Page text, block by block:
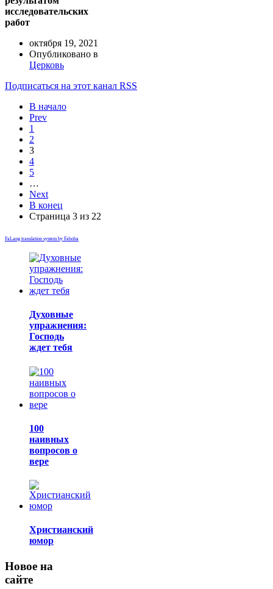
исследовательских
работ
октября 19, 2021
Опубликовано в
Церковь
Подписаться на этот канал RSS
В начало
Prev
1
2
3
4
5
…
Next
В конец
Страница 3 из 22
FaLang translation system by Faboba
Духовные
упражнения:
Господь
ждет тебя
100
наивных
вопросов о
вере
Христианский
юмор
Новое на
сайте